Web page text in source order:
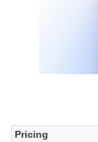
Pricing